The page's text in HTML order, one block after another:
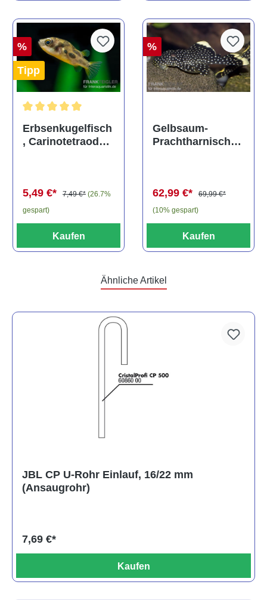
%
Tipp
Erbsenkugelfisch
, Carinotetraodon
5,49 €* 7,49 €* (26.7%
gespart)
Kaufen
%
Gelbsaum-
Prachtharnischw
62,99 €*
69,99 €*
(10% gespart)
Kaufen
Ähnliche Artikel
JBL CP U-Rohr Einlauf, 16/22 mm
(Ansaugrohr)
7,69 €*
Kaufen